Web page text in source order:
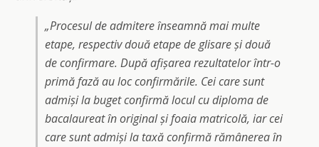
„Procesul de admitere înseamnă mai multe
etape, respectiv două etape de glisare și două
de confirmare. După afișarea rezultatelor într-o
primă fază au loc confirmările. Cei care sunt
admiși la buget confirmă locul cu diploma de
bacalaureat în original și foaia matricolă, iar cei
care sunt admiși la taxă confirmă rămânerea în